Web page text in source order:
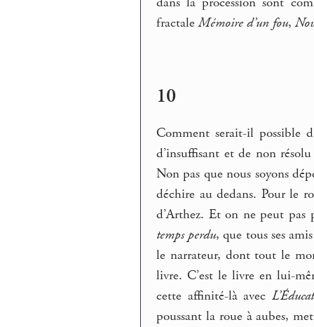
fractaleMémoire d’un fou,
10
Comment serait-il possible
d’insuffisant et de non
Non pas que nous soyons
déchire au dedans. Pour le
d’Arthez. Et on ne peut
temps perdu, que tous ses
le narrateur, dont tout le
livre. C’est le livre en lui-
cette affinité-là avec
poussant la roue à aubes,